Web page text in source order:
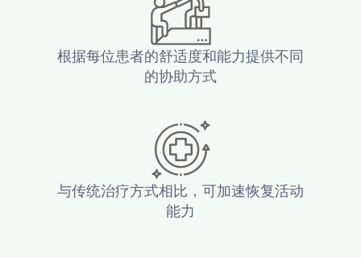
根据每位患者的舒适度和能力提供不同
的协助方式
与传统治疗方式相比，可加速恢复活动
能力